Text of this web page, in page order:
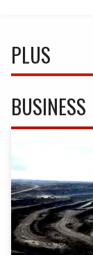
PLUS
BUSINESS